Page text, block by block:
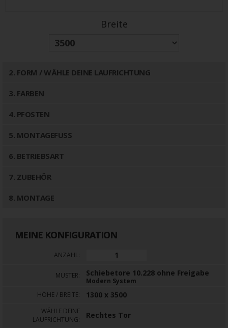
Breite
2. FORM / WÄHLE DEINE LAUFRICHTUNG
3. FARBEN
4. PFOSTEN
5. MONTAGEFUSS
6. BETRIEBSART
7. ZUBEHÖR
8. MONTAGE
MEINE KONFIGURATION
ANZAHL:
MUSTER: Schiebetore 10.228 ohne Freigabe
Modern System
HÖHE / BREITE: 1300 x 3500
WÄHLE DEINE
LAUFRICHTUNG:
Rechtes Tor